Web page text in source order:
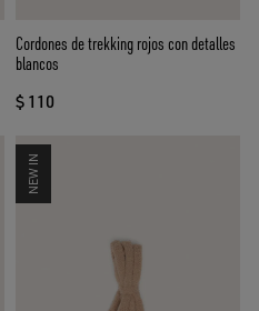
Cordones de trekking rojos con detalles
blancos
$ 110
NEW IN